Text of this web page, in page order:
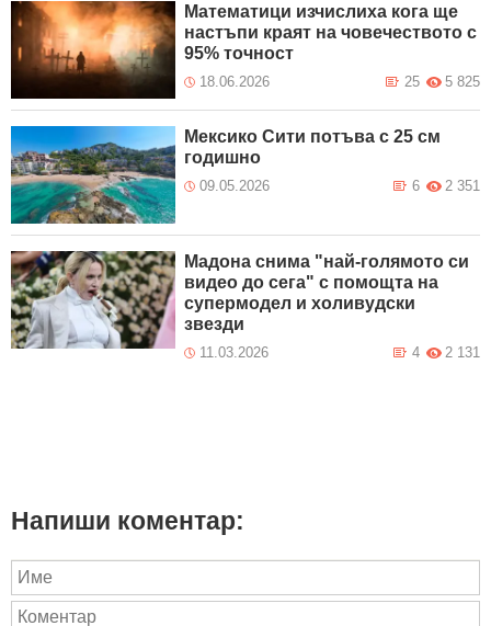
Математици изчислиха кога ще
настъпи краят на човечеството с
95% точност
18.06.2026 5 825
25
Мексико Сити потъва с 25 см
годишно
09.05.2026 2 351
6
Мадона снима "най-голямото си
видео до сега" с помощта на
супермодел и холивудски
звезди
11.03.2026 2 131
4
Напиши коментар: